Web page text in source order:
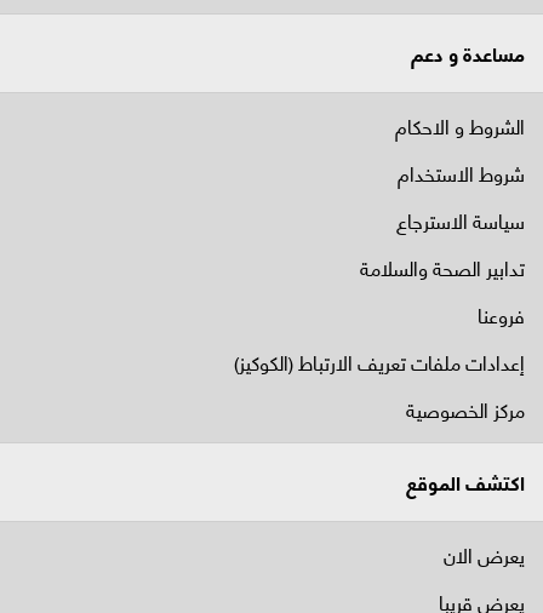
مساعدة و دعم
الشروط و الاحكام
شروط الاستخدام
سياسة الاسترجاع
تدابير الصحة والسلامة
فروعنا
إعدادات ملفات تعريف الارتباط (الكوكيز)
مركز الخصوصية
اكتشف الموقع
يعرض الان
يعرض قريبا